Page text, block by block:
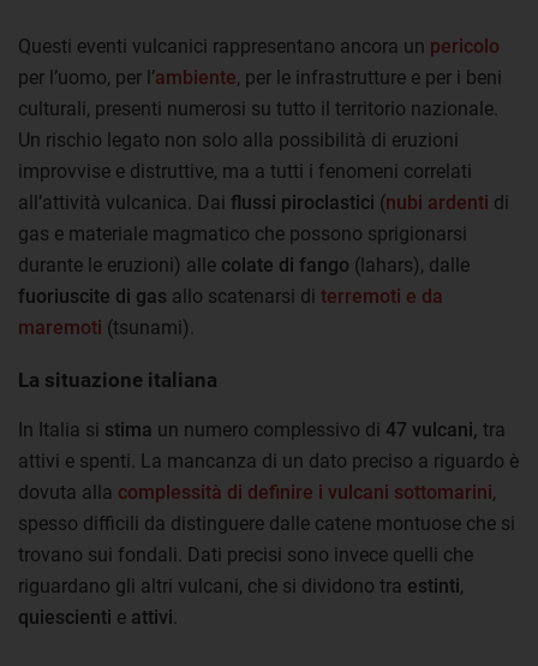
Questi eventi vulcanici rappresentano ancora un pericolo
per l’uomo, per l’ambiente, per le infrastrutture e per i beni
culturali, presenti numerosi su tutto il territorio nazionale.
Un rischio legato non solo alla possibilità di eruzioni
improvvise e distruttive, ma a tutti i fenomeni correlati
all’attività vulcanica. Dai flussi piroclastici (nubi ardenti di
gas e materiale magmatico che possono sprigionarsi
durante le eruzioni) alle colate di fango (lahars), dalle
fuoriuscite di gas allo scatenarsi di terremoti e da
maremoti (tsunami).
La situazione italiana
In Italia si stima un numero complessivo di 47 vulcani, tra
attivi e spenti. La mancanza di un dato preciso a riguardo è
dovuta alla complessità di definire i vulcani sottomarini,
spesso difficili da distinguere dalle catene montuose che si
trovano sui fondali. Dati precisi sono invece quelli che
riguardano gli altri vulcani, che si dividono tra estinti,
quiescienti e attivi